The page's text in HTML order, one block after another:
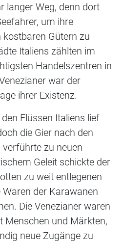
langer Weg, denn dort
um ihre
Gütern zu
Italiens zählten im
Handelszentren in
war der
ihrer Existenz.
Flüssen Italiens lief
die Gier nach den
zu neuen
Geleit schickte der
zu weit entlegenen
der Karawanen
Die Venezianer waren
Menschen und Märkten,
neue Zugänge zu